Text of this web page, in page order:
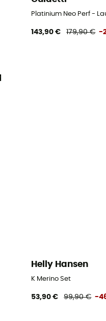
Platinium Neo Perf -
143,90 € 179,90 € -
Helly Hansen
K Merino Set
53,90 € 99,90 € -